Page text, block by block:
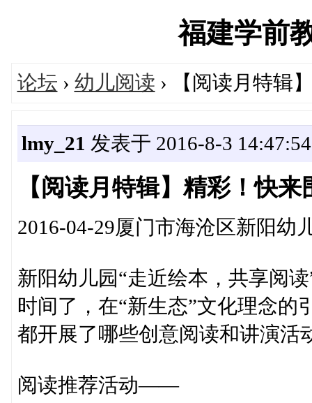
福建学前
论坛 › 幼儿阅读 › 【阅读月特辑
lmy_21 发表于 2016-8-3 14:47:54
【阅读月特辑】精彩！快
2016-04-29厦门市海沧区新阳幼
新阳幼儿园“走近绘本，共享阅
时间了，在“新生态”文化理念的
都开展了哪些创意阅读和讲演活
阅读推荐活动——